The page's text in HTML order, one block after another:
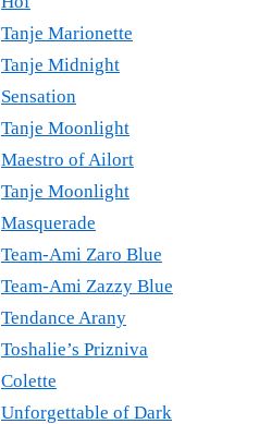
Tanje Marionette
Tanje Midnight
Sensation
Tanje Moonlight
Maestro of Ailort
Tanje Moonlight
Masquerade
Team-Ami Zaro Blue
Team-Ami Zazzy Blue
Tendance Arany
Toshalie’s Prizniva
Colette
Unforgettable of Dark